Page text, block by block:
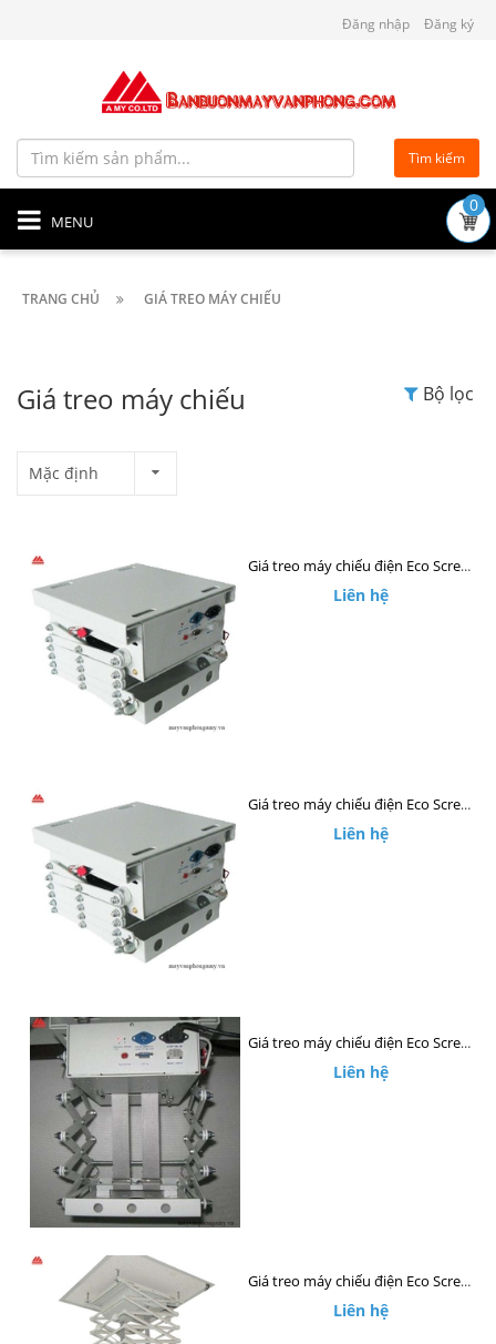
Đăng nhập Đăng ký
Tìm kiếm
MENU
0
TRANG CHỦ GIÁ TREO MÁY CHIẾU
Giá treo máy chiếu Bộ lọc
Mặc định
Giá treo máy chiếu điện Eco Screen ECM40
Liên hệ
Giá treo máy chiếu điện Eco Screen ECM30
Liên hệ
Giá treo máy chiếu điện Eco Screen ECM20
Liên hệ
Giá treo máy chiếu điện Eco Screen ECM15
Liên hệ